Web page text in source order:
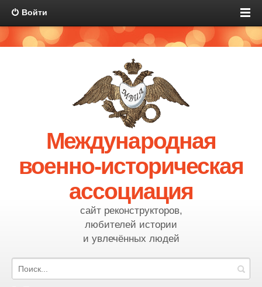
Войти
Международная
военно-историческая
ассоциация
сайт реконструкторов,
любителей истории
и увлечённых людей